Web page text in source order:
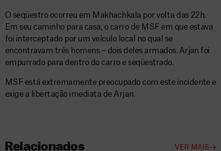
O seqüestro ocorreu em Makhachkala por volta das 22h.
Em seu caminho para casa, o carro de MSF em que estava
foi interceptado por um veículo local no qual se
encontravam três homens – dois deles armados. Arjan foi
empurrado para dentro do carro e seqüestrado.
MSF está extremamente preocupado com este incidente e
exige a libertação imediata de Arjan.
Relacionados VER MAIS